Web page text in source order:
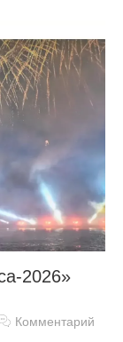
2026»
Комментарий